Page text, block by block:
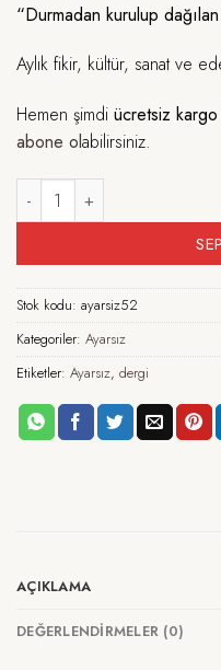
“Durmadan kurulup
Aylık fikir, kültür, sanat ve
Hemen şimdi ücretsiz kargo
abone olabilirsiniz.
Ayarsız - Haziran 2020
Stok kodu: ayarsiz52
Kategoriler: Ayarsız
Etiketler: Ayarsız, dergi
AÇIKLAMA
DEĞERLENDIRMELER (0)